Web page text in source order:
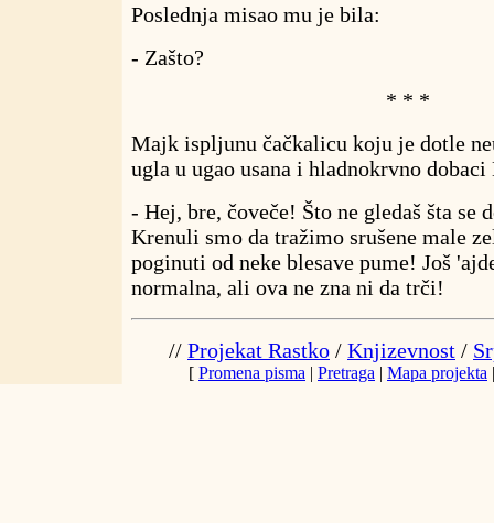
Poslednja misao mu je bila:
- Zašto?
* * *
Majk ispljunu čačkalicu koju je dotle
ugla u ugao usana i hladnokrvno dobaci
- Hej, bre, čoveče! Što ne gledaš šta se
Krenuli smo da tražimo srušene male
poginuti od neke blesave pume! Još
normalna, ali ova ne zna ni da trči!
// Projekat Rastko / Knjizevnost /
[ Promena pisma | Pretraga | Mapa projekta